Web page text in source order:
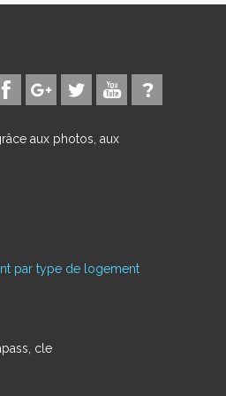
aux photos, aux
par type de logement
cle